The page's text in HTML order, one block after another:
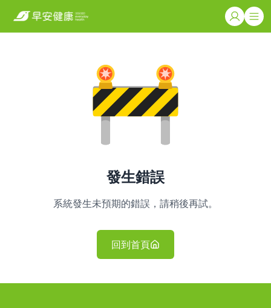
發生錯誤
系統發生未預期的錯誤，請稍後再試。
回到首頁